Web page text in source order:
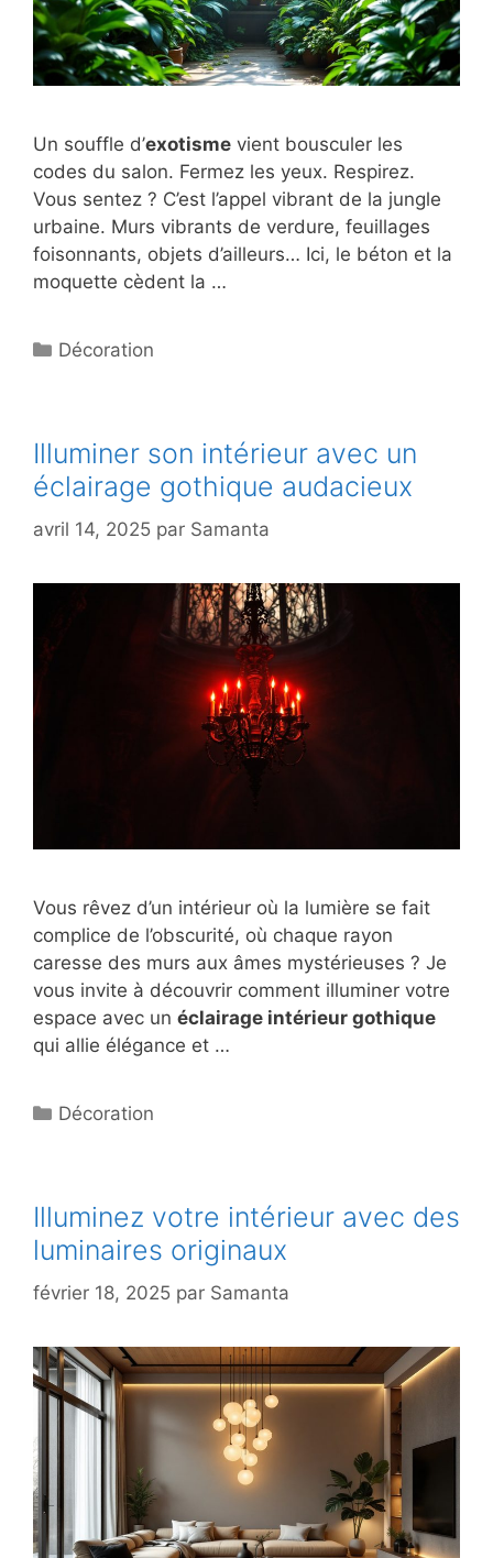
Un souffle d’exotisme vient bousculer les
codes du salon. Fermez les yeux. Respirez.
Vous sentez ? C’est l’appel vibrant de la jungle
urbaine. Murs vibrants de verdure, feuillages
foisonnants, objets d’ailleurs… Ici, le béton et la
moquette cèdent la …
Catégories
Décoration
Illuminer son intérieur avec un
éclairage gothique audacieux
avril 14, 2025 par Samanta
Vous rêvez d’un intérieur où la lumière se fait
complice de l’obscurité, où chaque rayon
caresse des murs aux âmes mystérieuses ? Je
vous invite à découvrir comment illuminer votre
espace avec un éclairage intérieur gothique
qui allie élégance et …
Catégories
Décoration
Illuminez votre intérieur avec des
luminaires originaux
février 18, 2025 par Samanta